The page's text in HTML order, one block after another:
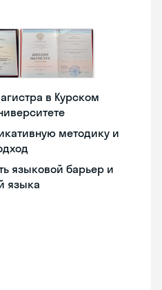
в Курском
методику и
языковой барьер и
языка